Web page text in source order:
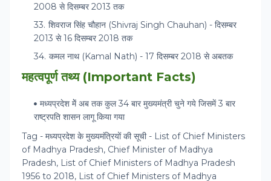
2008 से दिसम्बर 2013 तक
शिवराज सिंह चौहान (Shivraj Singh Chauhan) - दिसम्बर
2013 से 16 दिसम्‍बर 2018 तक
कमल नाथ (Kamal Nath) - 17 दिसम्बर 2018 से अबतक
महत्‍वपूर्ण तथ्‍य (Important Facts)
मध्‍यप्रदेश मेें अब तक कुल 34 बार मुख्‍यमंत्री चुने गये जिसमें 3 बार
राष्‍ट्रपति शासन लागू किया गया
Tag - मध्‍यप्रदेश के मुख्यमंत्रियों की सूची - List of Chief Ministers
of Madhya Pradesh, Chief Minister of Madhya
Pradesh, List of Chief Ministers of Madhya Pradesh
1956 to 2018, List of Chief Ministers of Madhya